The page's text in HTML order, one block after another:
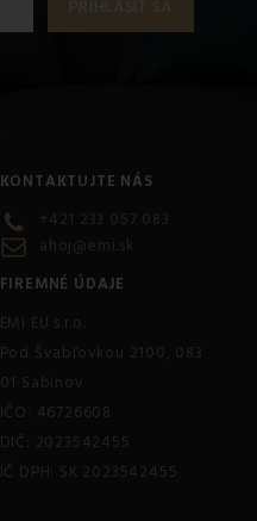
KONTAKTUJTE NÁS
+421 233 057 083
ahoj@emi.sk
FIREMNÉ ÚDAJE
EMI EU s.r.o.
Pod Švabľovkou 2100, 083
01 Sabinov
IČO: 46726608
DIČ: 2023542455
IČ DPH: SK 2023542455